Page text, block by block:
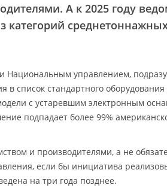
А к 2025 году
категорий
Национальным управлением,
список стандартного оборудования
с устаревшим электронным
подпадает более 99%
и производителями, а не
если бы инициатива
на три года позднее.